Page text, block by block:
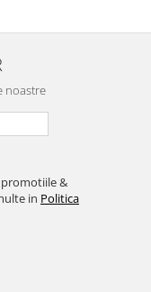
noastre
promotiile &
in Politica